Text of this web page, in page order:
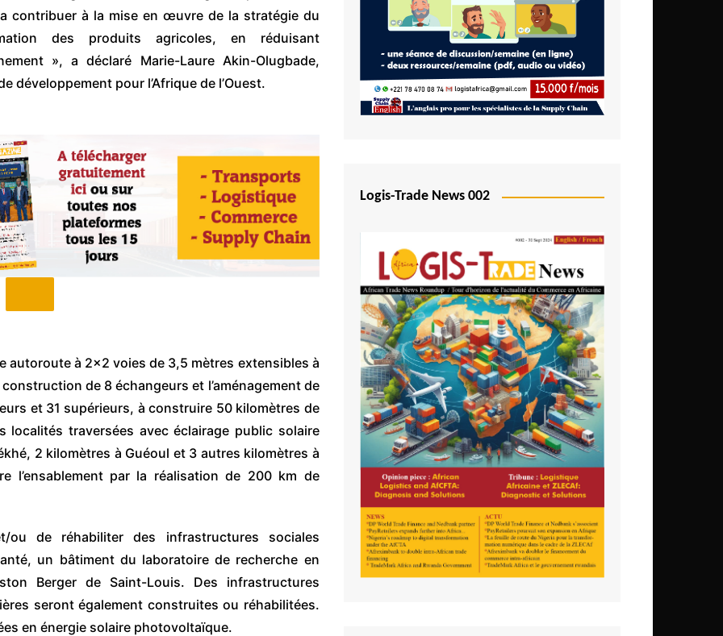
du
contribuer à la mise en œuvre de la stratégie du
des produits agricoles, en réduisant
», a déclaré Marie-Laure Akin-Olugbade,
développement pour l’Afrique de l’Ouest.
autoroute à 2×2 voies de 3,5 mètres extensibles à
de 8 échangeurs et l’aménagement de
et 31 supérieurs, à construire 50 kilomètres de
traversées avec éclairage public solaire
2 kilomètres à Guéoul et 3 autres kilomètres à
l’ensablement par la réalisation de 200 km de
de réhabiliter des infrastructures sociales
un bâtiment du laboratoire de recherche en
Berger de Saint-Louis. Des infrastructures
seront également construites ou réhabilitées.
en énergie solaire photovoltaïque.
Logis-Trade News 002